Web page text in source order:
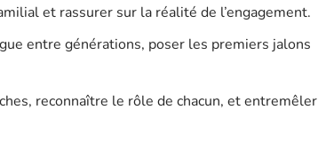
et rassurer sur la réalité de l’engagement.
entre générations, poser les premiers jalons
reconnaître le rôle de chacun, et entremêler